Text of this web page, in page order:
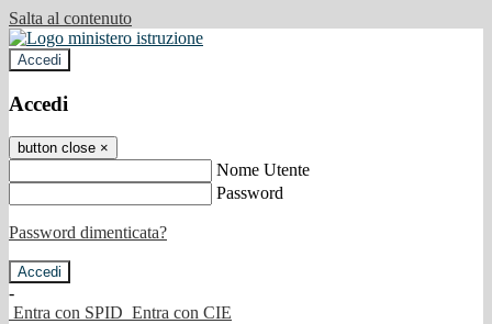
Salta al contenuto
Accedi
Accedi
button close ×
Nome Utente
Password
Password dimenticata?
-
Entra con SPID Entra con CIE